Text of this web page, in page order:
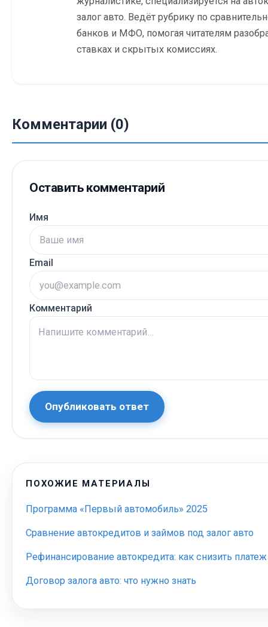
залог авто. Ведёт рубрику по
банков и МФО, помогая читателям
ставках и скрытых комиссиях.
Комментарии (0)
Оставить комментарий
Имя
Email
Комментарий
Опубликовать ответ
ПОХОЖИЕ МАТЕРИАЛЫ
Программа «Первый автомобиль» 2025
Сравнение автокредитов и займов под залог авто
Рефинансирование автокредита: как снизить платеж
Договор залога авто: что нужно знать